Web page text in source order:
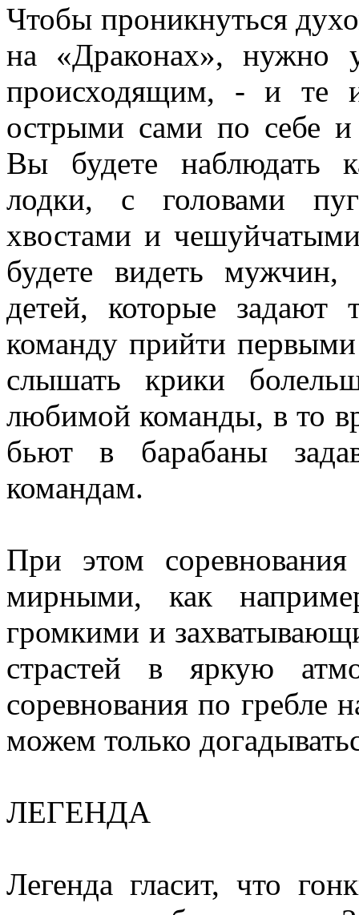
Чтобы проникнуться
на «Драконах», нужно
происходящим, - и те
острыми сами по себе
Вы будете наблюдать
лодки, с головами
хвостами и
будете видеть
детей, которые задают
команду прийти
слышать крики
любимой команды, в то
бьют в барабаны
командам.
При этом
мирными, как
громкими и
страстей в яркую
соревнования по гребле
можем только
ЛЕГЕНДА
Легенда гласит, что